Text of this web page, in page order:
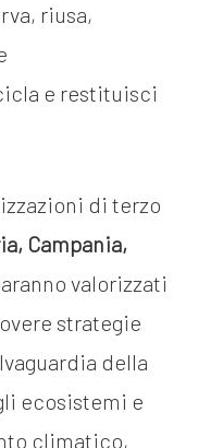
riusa,
e restituisci
di terzo
Campania,
valorizzati
strategie
della
ecosistemi e
climatico,